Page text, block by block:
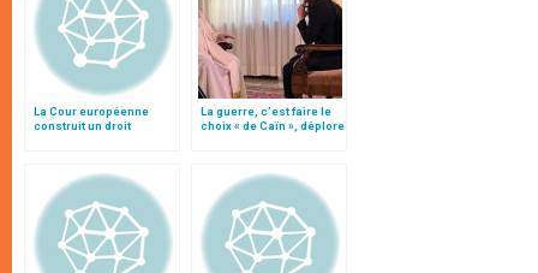
La Cour européenne
construit un droit
La guerre, c’est faire le
choix « de Caïn », déplore